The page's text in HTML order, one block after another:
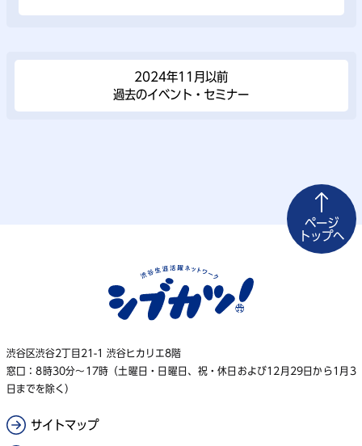
2024年11⽉以前
過去のイベント・セミナー
ページ
トップへ
渋谷区渋谷2丁目21-1 渋谷ヒカリエ8階
窓口：8時30分～17時（土曜日・日曜日、祝・休日および12月29日から1月3
日までを除く）
サイトマップ